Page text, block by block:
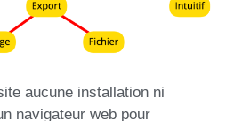
aucune installation ni
navigateur web pour